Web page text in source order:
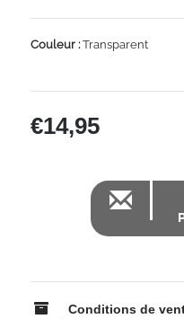
Couleur :Transparent
€14,95
Conditions de